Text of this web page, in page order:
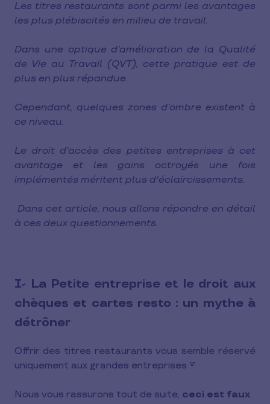
Les titres restaurants sont parmi les avantages
les plus plébiscités en milieu de travail.
Dans une optique d’amélioration de la Qualité
de Vie au Travail (QVT), cette pratique est de
plus en plus répandue.
Cependant, quelques zones d’ombre existent à
ce niveau.
Le droit d’accès des petites entreprises à cet
avantage et les gains octroyés une fois
implémentés méritent plus d'éclaircissements.
Dans cet article, nous allons répondre en détail
à ces deux questionnements.
I- La Petite entreprise et le droit aux
chèques et cartes resto : un mythe à
détrôner
Offrir des titres restaurants vous semble réservé
uniquement aux grandes entreprises ?
Nous vous rassurons tout de suite, ceci est faux.